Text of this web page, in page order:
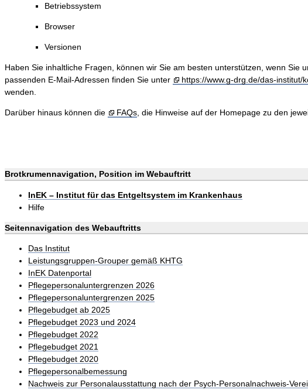
Betriebssystem
Browser
Versionen
Haben Sie inhaltliche Fragen, können wir Sie am besten unterstützen, wenn
passenden E-Mail-Adressen finden Sie unter
https://www.g-drg.de/das-institut/
wenden.
Darüber hinaus können die FAQs, die Hinweise auf der Homepage zu den
Brotkrumennavigation, Position im Webauftritt
InEK – Institut für das Entgeltsystem im Krankenhaus
Hilfe
Seitennavigation des Webauftritts
Das Institut
Leistungsgruppen-Grouper gemäß KHTG
InEK Datenportal
Pflegepersonaluntergrenzen 2026
Pflegepersonaluntergrenzen 2025
Pflegebudget ab 2025
Pflegebudget 2023 und 2024
Pflegebudget 2022
Pflegebudget 2021
Pflegebudget 2020
Pflegepersonalbemessung
Nachweis zur Personalausstattung nach der Psych-Personalnachweis-